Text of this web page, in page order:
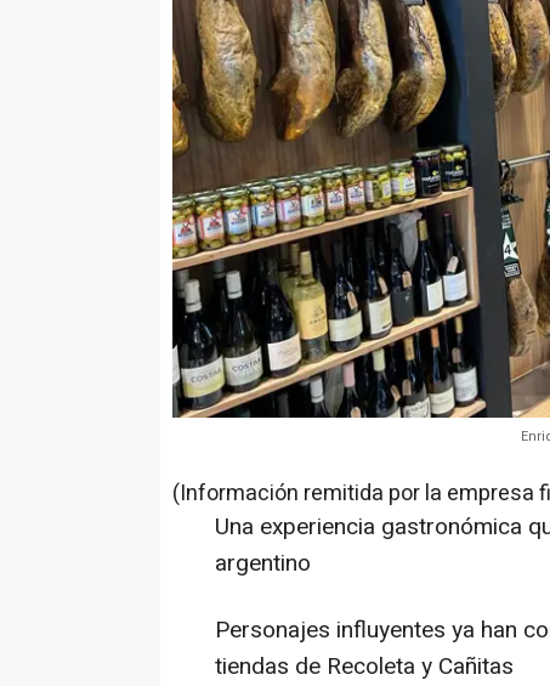
(Información remitida por la empresa
Una experiencia gastronómica
argentino
Personajes influyentes ya han
tiendas de Recoleta y Cañitas